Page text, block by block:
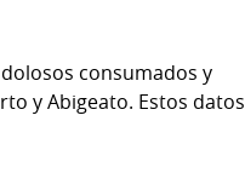
consumados y
y Abigeato. Estos datos